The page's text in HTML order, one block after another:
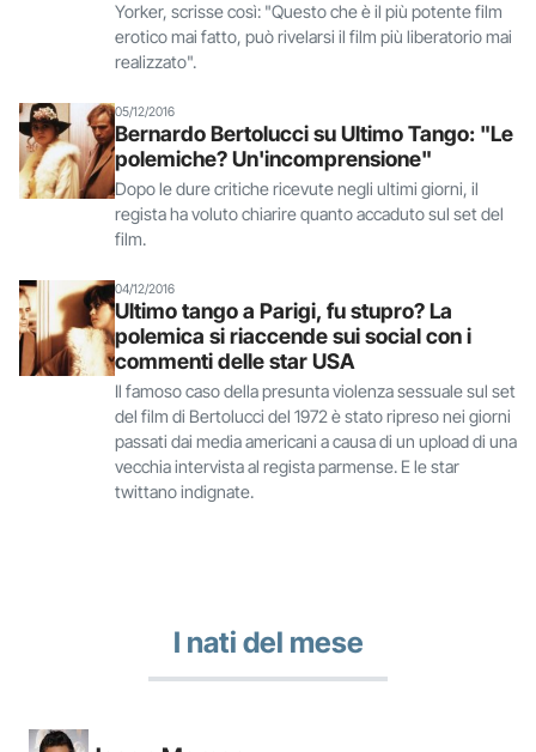
Yorker, scrisse così: "Questo che è il più potente film
erotico mai fatto, può rivelarsi il film più liberatorio mai
realizzato".
05/12/2016
Bernardo Bertolucci su Ultimo Tango: "Le
polemiche? Un'incomprensione"
Dopo le dure critiche ricevute negli ultimi giorni, il
regista ha voluto chiarire quanto accaduto sul set del
film.
04/12/2016
Ultimo tango a Parigi, fu stupro? La
polemica si riaccende sui social con i
commenti delle star USA
Il famoso caso della presunta violenza sessuale sul set
del film di Bertolucci del 1972 è stato ripreso nei giorni
passati dai media americani a causa di un upload di una
vecchia intervista al regista parmense. E le star
twittano indignate.
I nati del mese